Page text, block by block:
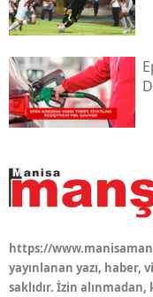
https://
yayınlanan yazı, haber,
saklıdır. İzin